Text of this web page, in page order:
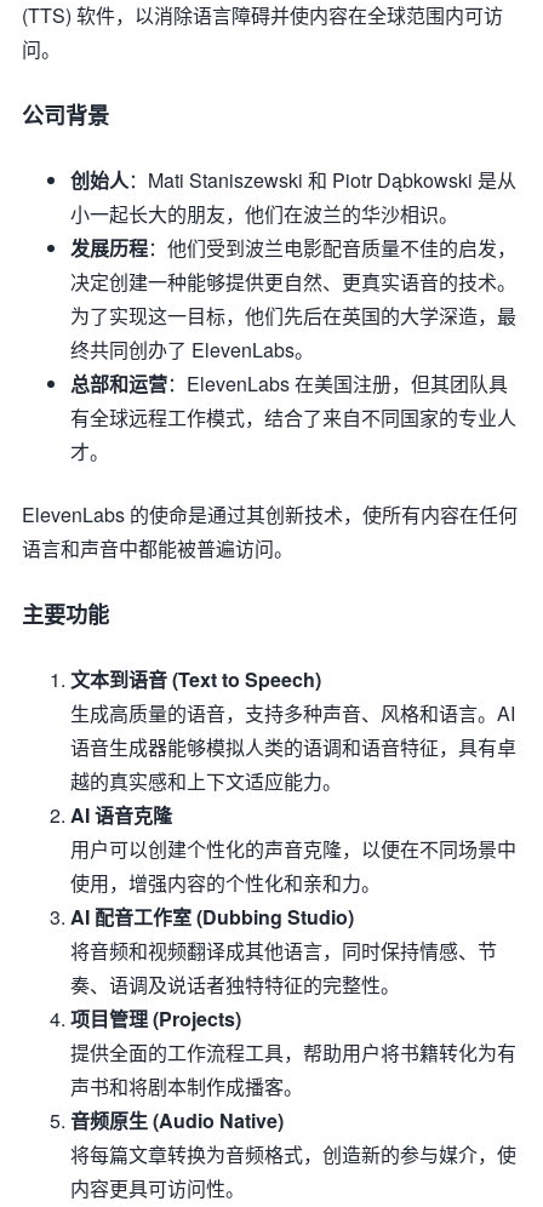
(TTS) 软件，以消除语言障碍并使内容在全球范围内可访
问。
公司背景
创始人：Mati Staniszewski 和 Piotr Dąbkowski 是从
小一起长大的朋友，他们在波兰的华沙相识。
发展历程：他们受到波兰电影配音质量不佳的启发，
决定创建一种能够提供更自然、更真实语音的技术。
为了实现这一目标，他们先后在英国的大学深造，最
终共同创办了 ElevenLabs。
总部和运营：ElevenLabs 在美国注册，但其团队具
有全球远程工作模式，结合了来自不同国家的专业人
才。
ElevenLabs 的使命是通过其创新技术，使所有内容在任何
语言和声音中都能被普遍访问。
主要功能
文本到语音 (Text to Speech)
生成高质量的语音，支持多种声音、风格和语言。AI
语音生成器能够模拟人类的语调和语音特征，具有卓
越的真实感和上下文适应能力。
AI 语音克隆
用户可以创建个性化的声音克隆，以便在不同场景中
使用，增强内容的个性化和亲和力。
AI 配音工作室 (Dubbing Studio)
将音频和视频翻译成其他语言，同时保持情感、节
奏、语调及说话者独特特征的完整性。
项目管理 (Projects)
提供全面的工作流程工具，帮助用户将书籍转化为有
声书和将剧本制作成播客。
音频原生 (Audio Native)
将每篇文章转换为音频格式，创造新的参与媒介，使
内容更具可访问性。